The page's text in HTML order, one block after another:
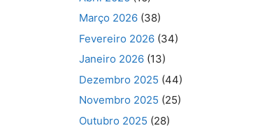
Março 2026 (38)
Fevereiro 2026 (34)
Janeiro 2026 (13)
Dezembro 2025 (44)
Novembro 2025 (25)
Outubro 2025 (28)